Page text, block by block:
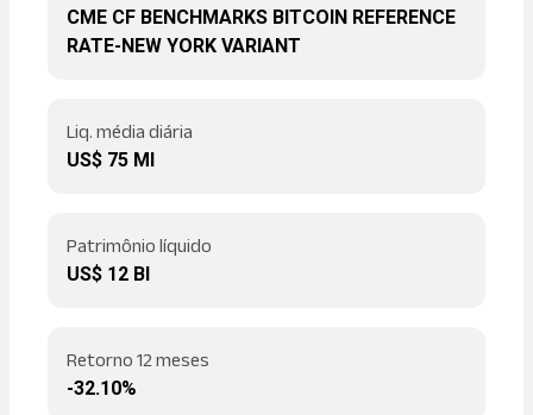
CME CF BENCHMARKS BITCOIN REFERENCE
RATE-NEW YORK VARIANT
Liq. média diária
US$ 75 MI
Patrimônio líquido
US$ 12 BI
Retorno 12 meses
-32.10%